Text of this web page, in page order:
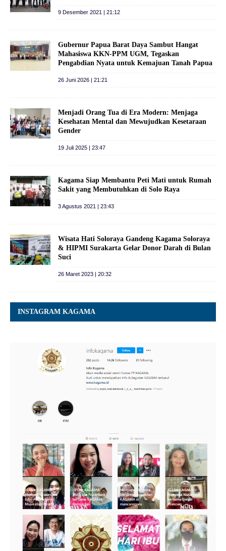
9 Desember 2021 | 21:12
Gubernur Papua Barat Daya Sambut Hangat
Mahasiswa KKN-PPM UGM, Tegaskan
Pengabdian Nyata untuk Kemajuan Tanah Papua
26 Juni 2026 | 21:21
Menjadi Orang Tua di Era Modern: Menjaga
Kesehatan Mental dan Mewujudkan Kesetaraan
Gender
19 Juli 2025 | 23:47
Kagama Siap Membantu Peti Mati untuk Rumah
Sakit yang Membutuhkan di Solo Raya
3 Agustus 2021 | 23:43
Wisata Hati Soloraya Gandeng Kagama Soloraya
& HIPMI Surakarta Gelar Donor Darah di Bulan
Suci
26 Maret 2023 | 20:32
INSTAGRAM KAGAMA